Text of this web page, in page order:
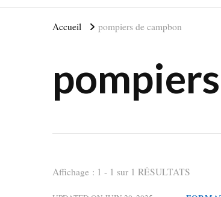
Accueil pompiers de campbon
Affichage : 1 - 1 sur 1 RÉSULTATS